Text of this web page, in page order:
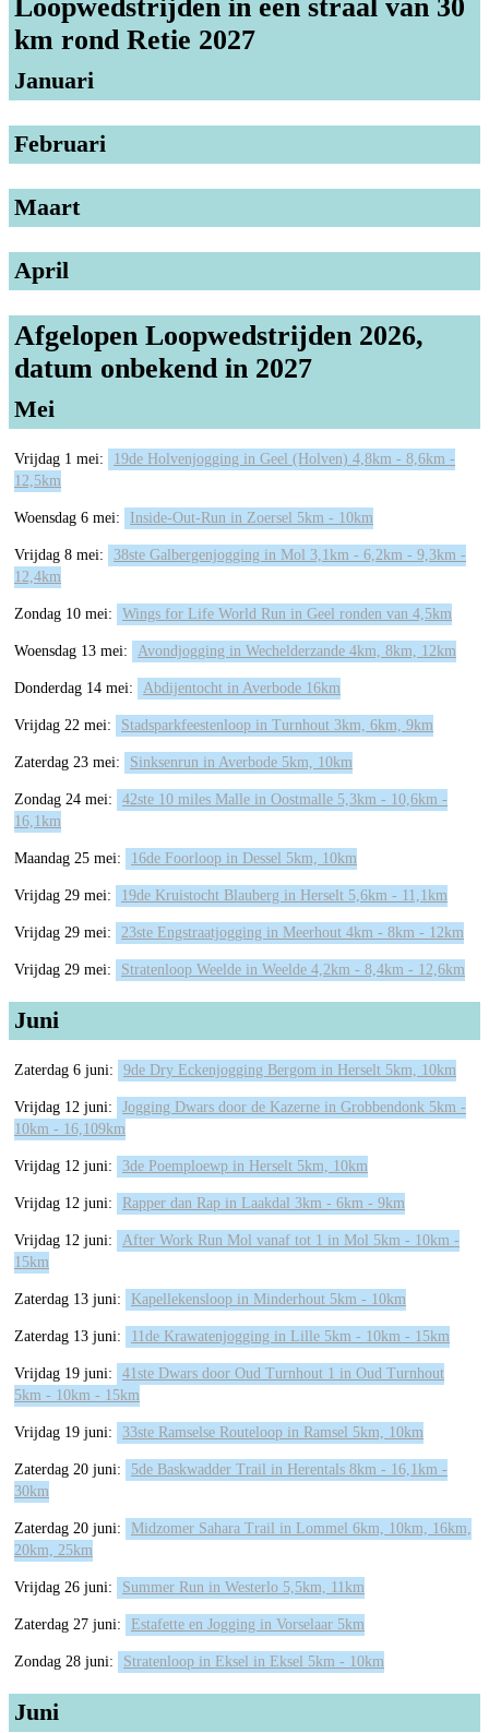
Loopwedstrijden in een straal van 30
km rond Retie 2027
Januari
Februari
Maart
April
Afgelopen Loopwedstrijden 2026,
datum onbekend in 2027
Mei
Vrijdag 1 mei:
19de Holvenjogging in Geel (Holven) 4,8km - 8,6km -
12,5km
Woensdag 6 mei: Inside-Out-Run in Zoersel 5km - 10km
Vrijdag 8 mei:
38ste Galbergenjogging in Mol 3,1km - 6,2km - 9,3km -
12,4km
Zondag 10 mei: Wings for Life World Run in Geel ronden van 4,5km
Woensdag 13 mei: Avondjogging in Wechelderzande 4km, 8km, 12km
Donderdag 14 mei: Abdijentocht in Averbode 16km
Vrijdag 22 mei: Stadsparkfeestenloop in Turnhout 3km, 6km, 9km
Zaterdag 23 mei: Sinksenrun in Averbode 5km, 10km
Zondag 24 mei:
42ste 10 miles Malle in Oostmalle 5,3km - 10,6km -
16,1km
Maandag 25 mei: 16de Foorloop in Dessel 5km, 10km
Vrijdag 29 mei: 19de Kruistocht Blauberg in Herselt 5,6km - 11,1km
Vrijdag 29 mei: 23ste Engstraatjogging in Meerhout 4km - 8km - 12km
Vrijdag 29 mei: Stratenloop Weelde in Weelde 4,2km - 8,4km - 12,6km
Juni
Zaterdag 6 juni: 9de Dry Eckenjogging Bergom in Herselt 5km, 10km
Vrijdag 12 juni:
Jogging Dwars door de Kazerne in Grobbendonk 5km -
10km - 16,109km
Vrijdag 12 juni: 3de Poemploewp in Herselt 5km, 10km
Vrijdag 12 juni: Rapper dan Rap in Laakdal 3km - 6km - 9km
Vrijdag 12 juni:
After Work Run Mol vanaf tot 1 in Mol 5km - 10km -
15km
Zaterdag 13 juni: Kapellekensloop in Minderhout 5km - 10km
Zaterdag 13 juni: 11de Krawatenjogging in Lille 5km - 10km - 15km
Vrijdag 19 juni:
41ste Dwars door Oud Turnhout 1 in Oud Turnhout
5km - 10km - 15km
Vrijdag 19 juni: 33ste Ramselse Routeloop in Ramsel 5km, 10km
Zaterdag 20 juni:
5de Baskwadder Trail in Herentals 8km - 16,1km -
30km
Zaterdag 20 juni:
Midzomer Sahara Trail in Lommel 6km, 10km, 16km,
20km, 25km
Vrijdag 26 juni: Summer Run in Westerlo 5,5km, 11km
Zaterdag 27 juni: Estafette en Jogging in Vorselaar 5km
Zondag 28 juni: Stratenloop in Eksel in Eksel 5km - 10km
Juni